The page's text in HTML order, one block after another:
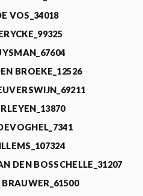
VOS_34018
BROEKE_12526
DEN BOSSCHELLE_31207